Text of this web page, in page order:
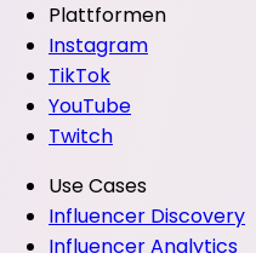
Plattformen
Instagram
TikTok
YouTube
Twitch
Use Cases
Influencer Discovery
Influencer Analytics